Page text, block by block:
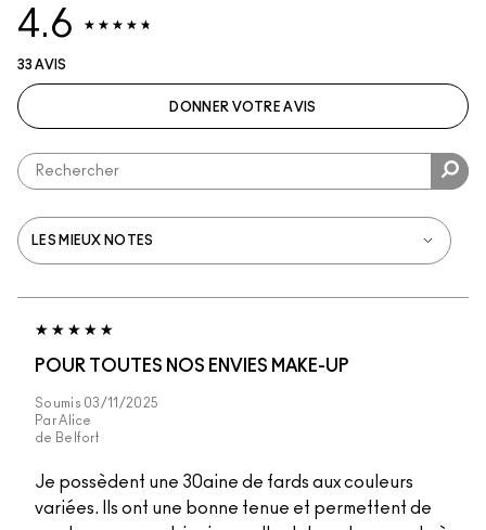
4.6
33 AVIS
DONNER VOTRE AVIS
POUR TOUTES NOS ENVIES MAKE-UP
Soumis 03/11/2025
ParAlice
de Belfort
Je possèdent une 30aine de fards aux couleurs
variées. Ils ont une bonne tenue et permettent de